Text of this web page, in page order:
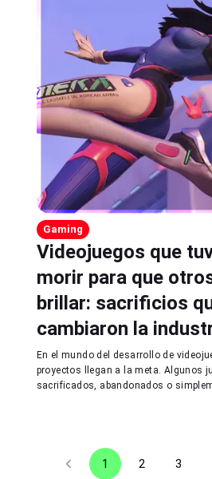
Gaming
Videojuegos que
morir para que
brillar: sacrificios
cambiaron la
En el mundo del desarrollo de
proyectos llegan a la meta. Algunos
sacrificados, abandonados o
1 2 3